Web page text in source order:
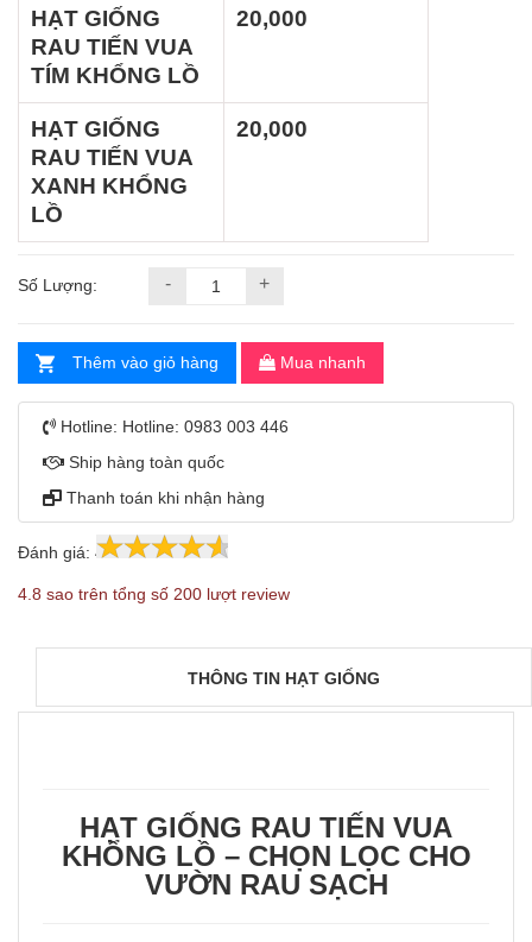
HẠT GIỐNG
RAU TIẾN VUA
TÍM KHỔNG LỒ
20,000
HẠT GIỐNG
RAU TIẾN VUA
XANH KHỔNG
LỒ
20,000
Số Lượng: - +
Thêm vào giỏ hàng Mua nhanh
Hotline: Hotline: 0983 003 446
Ship hàng toàn quốc
Thanh toán khi nhận hàng
Đánh giá: 4.8 200
4.8 sao trên tổng số 200 lượt review
THÔNG TIN HẠT GIỐNG
HẠT GIỐNG RAU TIẾN VUA
KHỔNG LỒ – CHỌN LỌC CHO
VƯỜN RAU SẠCH